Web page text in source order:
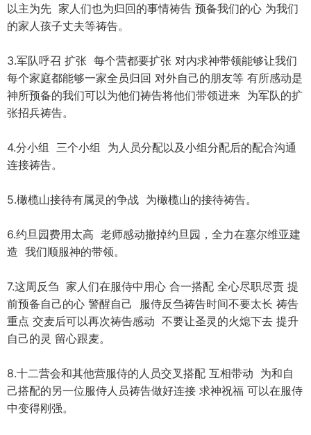
以主为先 家人们也为归回的事情祷告 预备我们的心 为我们
的家人孩子丈夫等祷告。
3.军队呼召 扩张 每个营都要扩张 对内求神带领能够让我们
每个家庭都能够一家全员归回 对外自己的朋友等 有所感动是
神所预备的我们可以为他们祷告将他们带领进来 为军队的扩
张招兵祷告。
4.分小组 三个小组 为人员分配以及小组分配后的配合沟通
连接祷告。
5.橄榄山接待有属灵的争战 为橄榄山的接待祷告。
6.约旦园费用太高 老师感动撤掉约旦园，全力在塞尔维亚建
造 我们顺服神的带领。
7.这周反刍 家人们在服侍中用心 合一搭配 全心尽职尽责 提
前预备自己的心 警醒自己 服侍反刍祷告时间不要太长 祷告
重点 交麦后可以再次祷告感动 不要让圣灵的火熄下去 提升
自己的灵 留心跟麦。
8.十二营会和其他营服侍的人员交叉搭配 互相带动 为和自
己搭配的另一位服侍人员祷告做好连接 求神祝福 可以在服侍
中变得刚强。